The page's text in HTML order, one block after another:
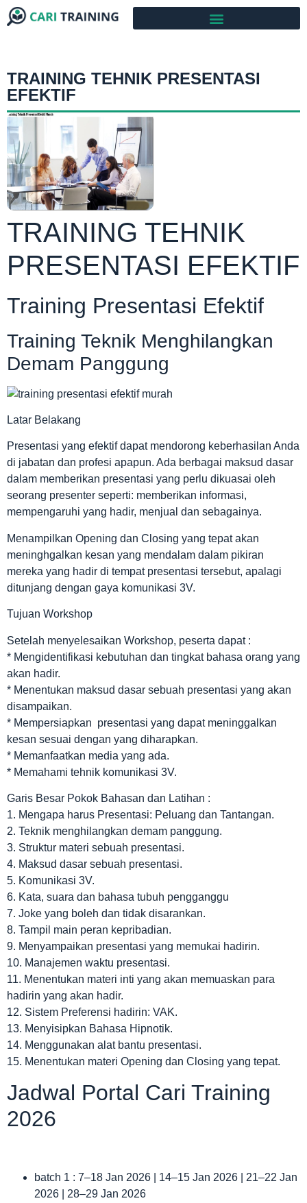
TRAINING TEHNIK PRESENTASI
EFEKTIF
TRAINING TEHNIK
PRESENTASI EFEKTIF
Training Presentasi Efektif
Training Teknik Menghilangkan
Demam Panggung
Latar Belakang
Presentasi yang efektif dapat mendorong keberhasilan Anda
di jabatan dan profesi apapun. Ada berbagai maksud dasar
dalam memberikan presentasi yang perlu dikuasai oleh
seorang presenter seperti: memberikan informasi,
mempengaruhi yang hadir, menjual dan sebagainya.
Menampilkan Opening dan Closing yang tepat akan
meninghgalkan kesan yang mendalam dalam pikiran
mereka yang hadir di tempat presentasi tersebut, apalagi
ditunjang dengan gaya komunikasi 3V.
Tujuan Workshop
Setelah menyelesaikan Workshop, peserta dapat :
* Mengidentifikasi kebutuhan dan tingkat bahasa orang yang
akan hadir.
* Menentukan maksud dasar sebuah presentasi yang akan
disampaikan.
* Mempersiapkan presentasi yang dapat meninggalkan
kesan sesuai dengan yang diharapkan.
* Memanfaatkan media yang ada.
* Memahami tehnik komunikasi 3V.
Garis Besar Pokok Bahasan dan Latihan :
1. Mengapa harus Presentasi: Peluang dan Tantangan.
2. Teknik menghilangkan demam panggung.
3. Struktur materi sebuah presentasi.
4. Maksud dasar sebuah presentasi.
5. Komunikasi 3V.
6. Kata, suara dan bahasa tubuh pengganggu
7. Joke yang boleh dan tidak disarankan.
8. Tampil main peran kepribadian.
9. Menyampaikan presentasi yang memukai hadirin.
10. Manajemen waktu presentasi.
11. Menentukan materi inti yang akan memuaskan para
hadirin yang akan hadir.
12. Sistem Preferensi hadirin: VAK.
13. Menyisipkan Bahasa Hipnotik.
14. Menggunakan alat bantu presentasi.
15. Menentukan materi Opening dan Closing yang tepat.
Jadwal Portal Cari Training
2026
batch 1 : 7–18 Jan 2026 | 14–15 Jan 2026 | 21–22 Jan
2026 | 28–29 Jan 2026